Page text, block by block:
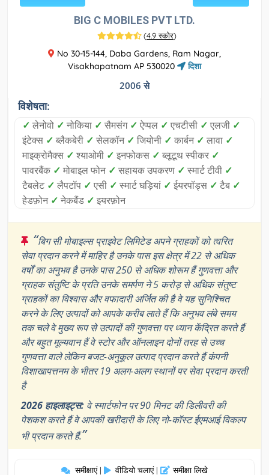
BIG C MOBILES PVT LTD.
(4.9 स्कोर)
No 30-15-144, Daba Gardens, Ram Nagar,
Visakhapatnam AP 530020
दिशा
2006 से
विशेषता:
✓ लेनोवो ✓ नोकिया ✓ सैमसंग ✓ ऐप्पल ✓ एचटीसी ✓ एलजी ✓
इंटेक्स ✓ ब्लैकबेरी ✓ सेलकॉन ✓ जियोनी ✓ कार्बन ✓ लावा ✓
माइक्रोमैक्स ✓ श्याओमी ✓ इनफोकस ✓ ब्लूटूथ स्पीकर ✓
पावरबैंक ✓ मोबाइल फोन ✓ सहायक उपकरण ✓ स्मार्ट टीवी ✓
टैबलेट ✓ लैपटॉप ✓ एसी ✓ स्मार्ट घड़ियां ✓ ईयरपॉड्स ✓ टैब ✓
हेडफ़ोन ✓ नेकबैंड ✓ इयरफ़ोन
“बिग सी मोबाइल्स प्राइवेट लिमिटेड अपने ग्राहकों को त्वरित
सेवा प्रदान करने में माहिर है उनके पास इस क्षेत्र में 22 से अधिक
वर्षों का अनुभव है उनके पास 250 से अधिक शोरूम हैं गुणवत्ता और
ग्राहक संतुष्टि के प्रति उनके समर्पण ने 5 करोड़ से अधिक संतुष्ट
ग्राहकों का विश्वास और वफादारी अर्जित की है वे यह सुनिश्चित
करने के लिए उत्पादों को आपके करीब लाते हैं कि अनुभव लंबे समय
तक चले वे मुख्य रूप से उत्पादों की गुणवत्ता पर ध्यान केंद्रित करते हैं
और बहुत मूल्यवान हैं वे स्टोर और ऑनलाइन दोनों तरह से उच्च
गुणवत्ता वाले लेकिन बजट-अनुकूल उत्पाद प्रदान करते हैं कंपनी
विशाखापत्तनम के भीतर 19 अलग-अलग स्थानों पर सेवा प्रदान करती
है
2026 हाइलाइट्स: वे स्मार्टफोन पर 90 मिनट की डिलीवरी की
पेशकश करते हैं वे आपकी खरीदारी के लिए नो-कॉस्ट ईएमआई विकल्प
भी प्रदान करते हैं.”
समीक्षाएं | वीडियो चलाएं | समीक्षा लिखे